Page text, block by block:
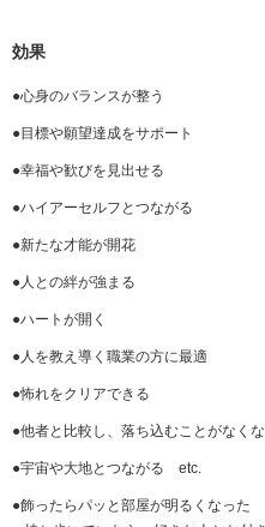
効果
●心身のバランスが整う
●目標や願望達成をサポート
●幸福や歓びを見出せる
●ハイアーセルフとつながる
●新たな才能が開花
●人との絆が強まる
●ハートが開く
●人を教え導く職業の方に最適
●怖れをクリアできる
●他者と比較し、落ち込むことがなく
●宇宙や大地とつながる etc.
●飾ったらパッと部屋が明るくなった